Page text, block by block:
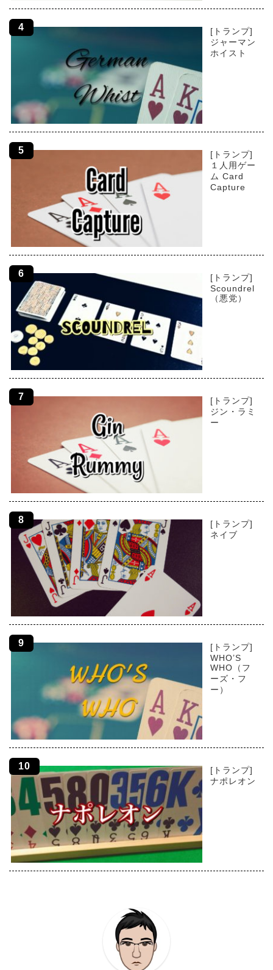
[トランプ]
ジャーマン
ホイスト
[トランプ]
１人用ゲー
ム Card
Capture
[トランプ]
Scoundrel
（悪党）
[トランプ]
ジン・ラミ
ー
[トランプ]
ネイブ
[トランプ]
WHO’S
WHO（フ
ーズ・フ
ー）
[トランプ]
ナポレオン